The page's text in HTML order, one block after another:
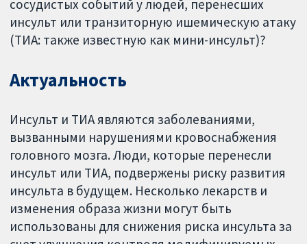
сосудистых событий у людей, перенесших
инсульт или транзиторную ишемическую атаку
(ТИА: также известную как мини-инсульт)?
Актуальность
Инсульт и ТИА являются заболеваниями,
вызванными нарушениями кровоснабжения
головного мозга. Люди, которые перенесли
инсульт или ТИА, подвержены риску развития
инсульта в будущем. Несколько лекарств и
изменения образа жизни могут быть
использованы для снижения риска инсульта за